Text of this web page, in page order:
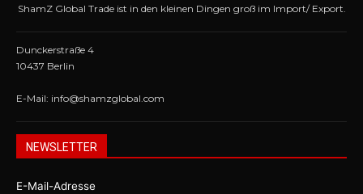
ShamZ Global Trade ist in den kleinen Dingen groß im Import/ Export.
Dunckerstraße 4
10437 Berlin
E-Mail: info@shamzglobal.com
NEWSLETTER
E-Mail-Adresse